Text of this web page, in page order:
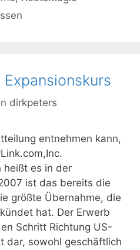
dirkpeters
entnehmen kann,
heißt es in der
ist das bereits die
größte Übernahme, die
hat. Der Erwerb
Schritt Richtung US-
dar, sowohl geschäftlich